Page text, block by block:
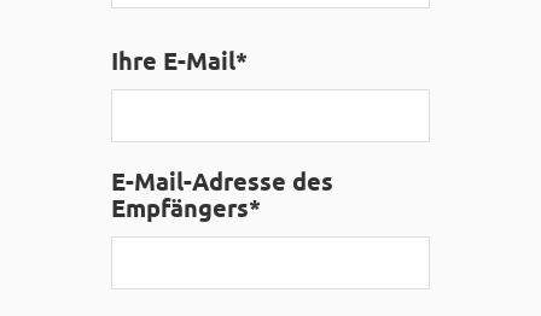
Ihre E-Mail*
E-Mail-Adresse des
Empfängers*